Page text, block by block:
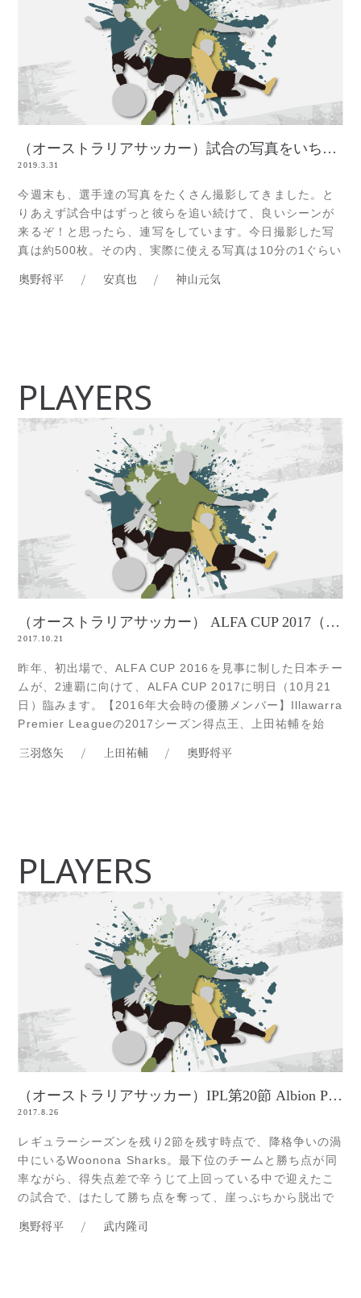
（オーストラリアサッカー）試合の写真をいち早く見るには？
2019.3.31
今週末も、選手達の写真をたくさん撮影してきました。と
りあえず試合中はずっと彼らを追い続けて、良いシーンが
来るぞ！と思ったら、連写をしています。今日撮影した写
真は約500枚。その内、実際に使える写真は10分の1ぐらい
別なものがあります。しかし、その写真を張り付けて、文
奥野将平 / 安真也 / 神山元気
PLAYERS
（オーストラリアサッカー） ALFA CUP 2017（Arab Bank Australia Cup）
2017.10.21
昨年、初出場で、ALFA CUP 2016を見事に制した日本チー
ムが、2連覇に向けて、ALFA CUP 2017に明日（10月21
日）臨みます。【2016年大会時の優勝メンバー】Illawarra
Premier Leagueの2017シーズン得点王、上田祐輔を始
平、NPL1のParramatta Eaglesで活躍しRead more...
三羽悠矢 / 上田祐輔 / 奥野将平
PLAYERS
（オーストラリアサッカー）IPL第20節 Albion Park vs Woonona
2017.8.26
レギュラーシーズンを残り2節を残す時点で、降格争いの渦
中にいるWoonona Sharks。最下位のチームと勝ち点が同
率ながら、得失点差で辛うじて上回っている中で迎えたこ
の試合で、はたして勝ち点を奪って、崖っぷちから脱出で
なった、【ウッチー】こと、武内隆司。タフなオーストラ
奥野将平 / 武内隆司